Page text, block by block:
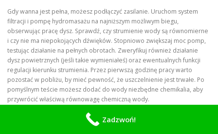
Gdy wanna jest pełna, możesz podłączyć zasilanie. Uruchom system
filtracji i pompę hydromasażu na najniższym możliwym biegu,
obserwując pracę dysz. Sprawdź, czy strumienie wody są równomierne
i czy nie ma niepokojących dźwięków. Stopniowo zwiększaj moc pomp,
testując działanie na pełnych obrotach. Zweryfikuj również działanie
dysz powietrznych (jeśli takie wymieniałeś) oraz ewentualnych funkcji
regulacji kierunku strumienia. Przez pierwszą godzinę pracy warto
pozostać w pobliżu, by mieć pewność, że uszczelnienie jest trwałe. Po
pomyślnym teście możesz dodać do wody niezbędne chemikalia, aby
przywrócić właściwą równowagę chemiczną wody.
Konserwacja zapobiegawcza: Jak
przedłużyć żywotność nowych dysz
Zadzwoń!